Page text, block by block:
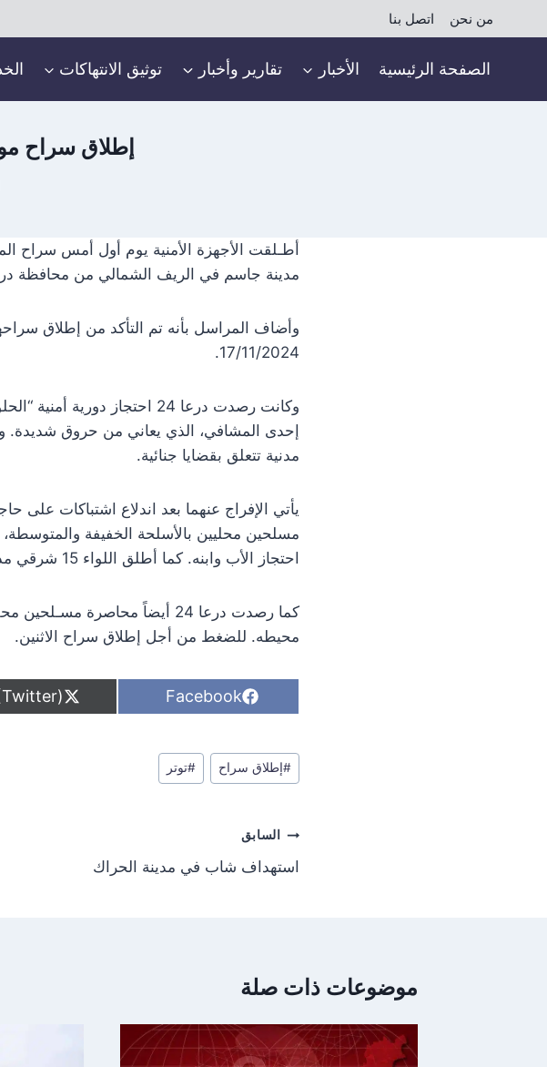
إلى
من نحن اتصل بنا
الصفحة الرئيسية الأخبار تقارير وأخبار توثيق الانتهاكات
إطلاق سراح
مدينة جاسم في الريف الشمالي من محافظة
وأضاف المراسل بأنه تم التأكد من إطلاق
17/11/2024.
وكانت رصدت درعا 24 احتجاز
إحدى المشافي، الذي يعاني من حروق شديدة.
مدنية تتعلق بقضايا جنائية.
يأتي الإفراج عنهما بعد اندلاع اشتباكات
احتجاز الأب وابنه. كما أطلق اللواء 15 شرقي مدينة إنخل، قـذائف استهدفت منطقة محيط الحاجز.
كما رصدت درعا 24 أيضاً
محيطه. للضغط من أجل إطلاق سراح الاثنين.
S
h
o
Facebook
S
h
وسوم
المقال:
#إطلاق سراح #توتر
تصفّح
المقالات
السابق
استهداف شاب في مدينة الحراك
موضوعات ذات صلة